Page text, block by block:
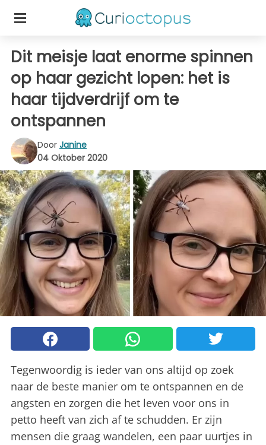
Dit meisje laat enorme spinnen
op haar gezicht lopen: het is
haar tijdverdrijf om te
ontspannen
Door Janine
04 Oktober 2020
Tegenwoordig is ieder van ons altijd op zoek
naar de beste manier om te ontspannen en de
angsten en zorgen die het leven voor ons in
petto heeft van zich af te schudden. Er zijn
mensen die graag wandelen, een paar uurtjes in